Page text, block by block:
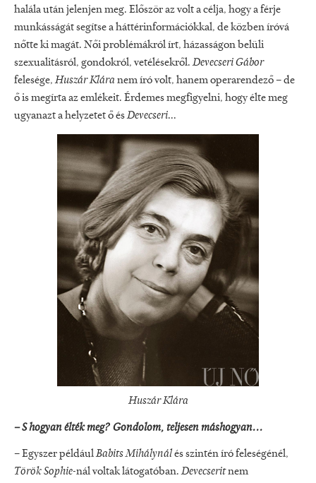
halála után jelenjen meg. Először az volt a célja, hogy a férje
munkásságát segítse a háttérinformációkkal, de közben íróvá
nőtte ki magát. Női problémákról írt, házasságon belüli
szexualitásról, gondokról, vetélésekről.Devecseri Gábor
felesége,Huszár Kláranem író volt, hanem operarendező – de
ő is megírta az emlékeit. Érdemes megfigyelni, hogy élte meg
ugyanazt a helyzetet ő ésDevecseri...
Huszár Klára
– S hogyan élték meg? Gondolom, teljesen máshogyan...
– Egyszer példáulBabits Mihálynálés szintén író feleségénél,
Török Sophie-nál voltak látogatóban.Devecseritnem